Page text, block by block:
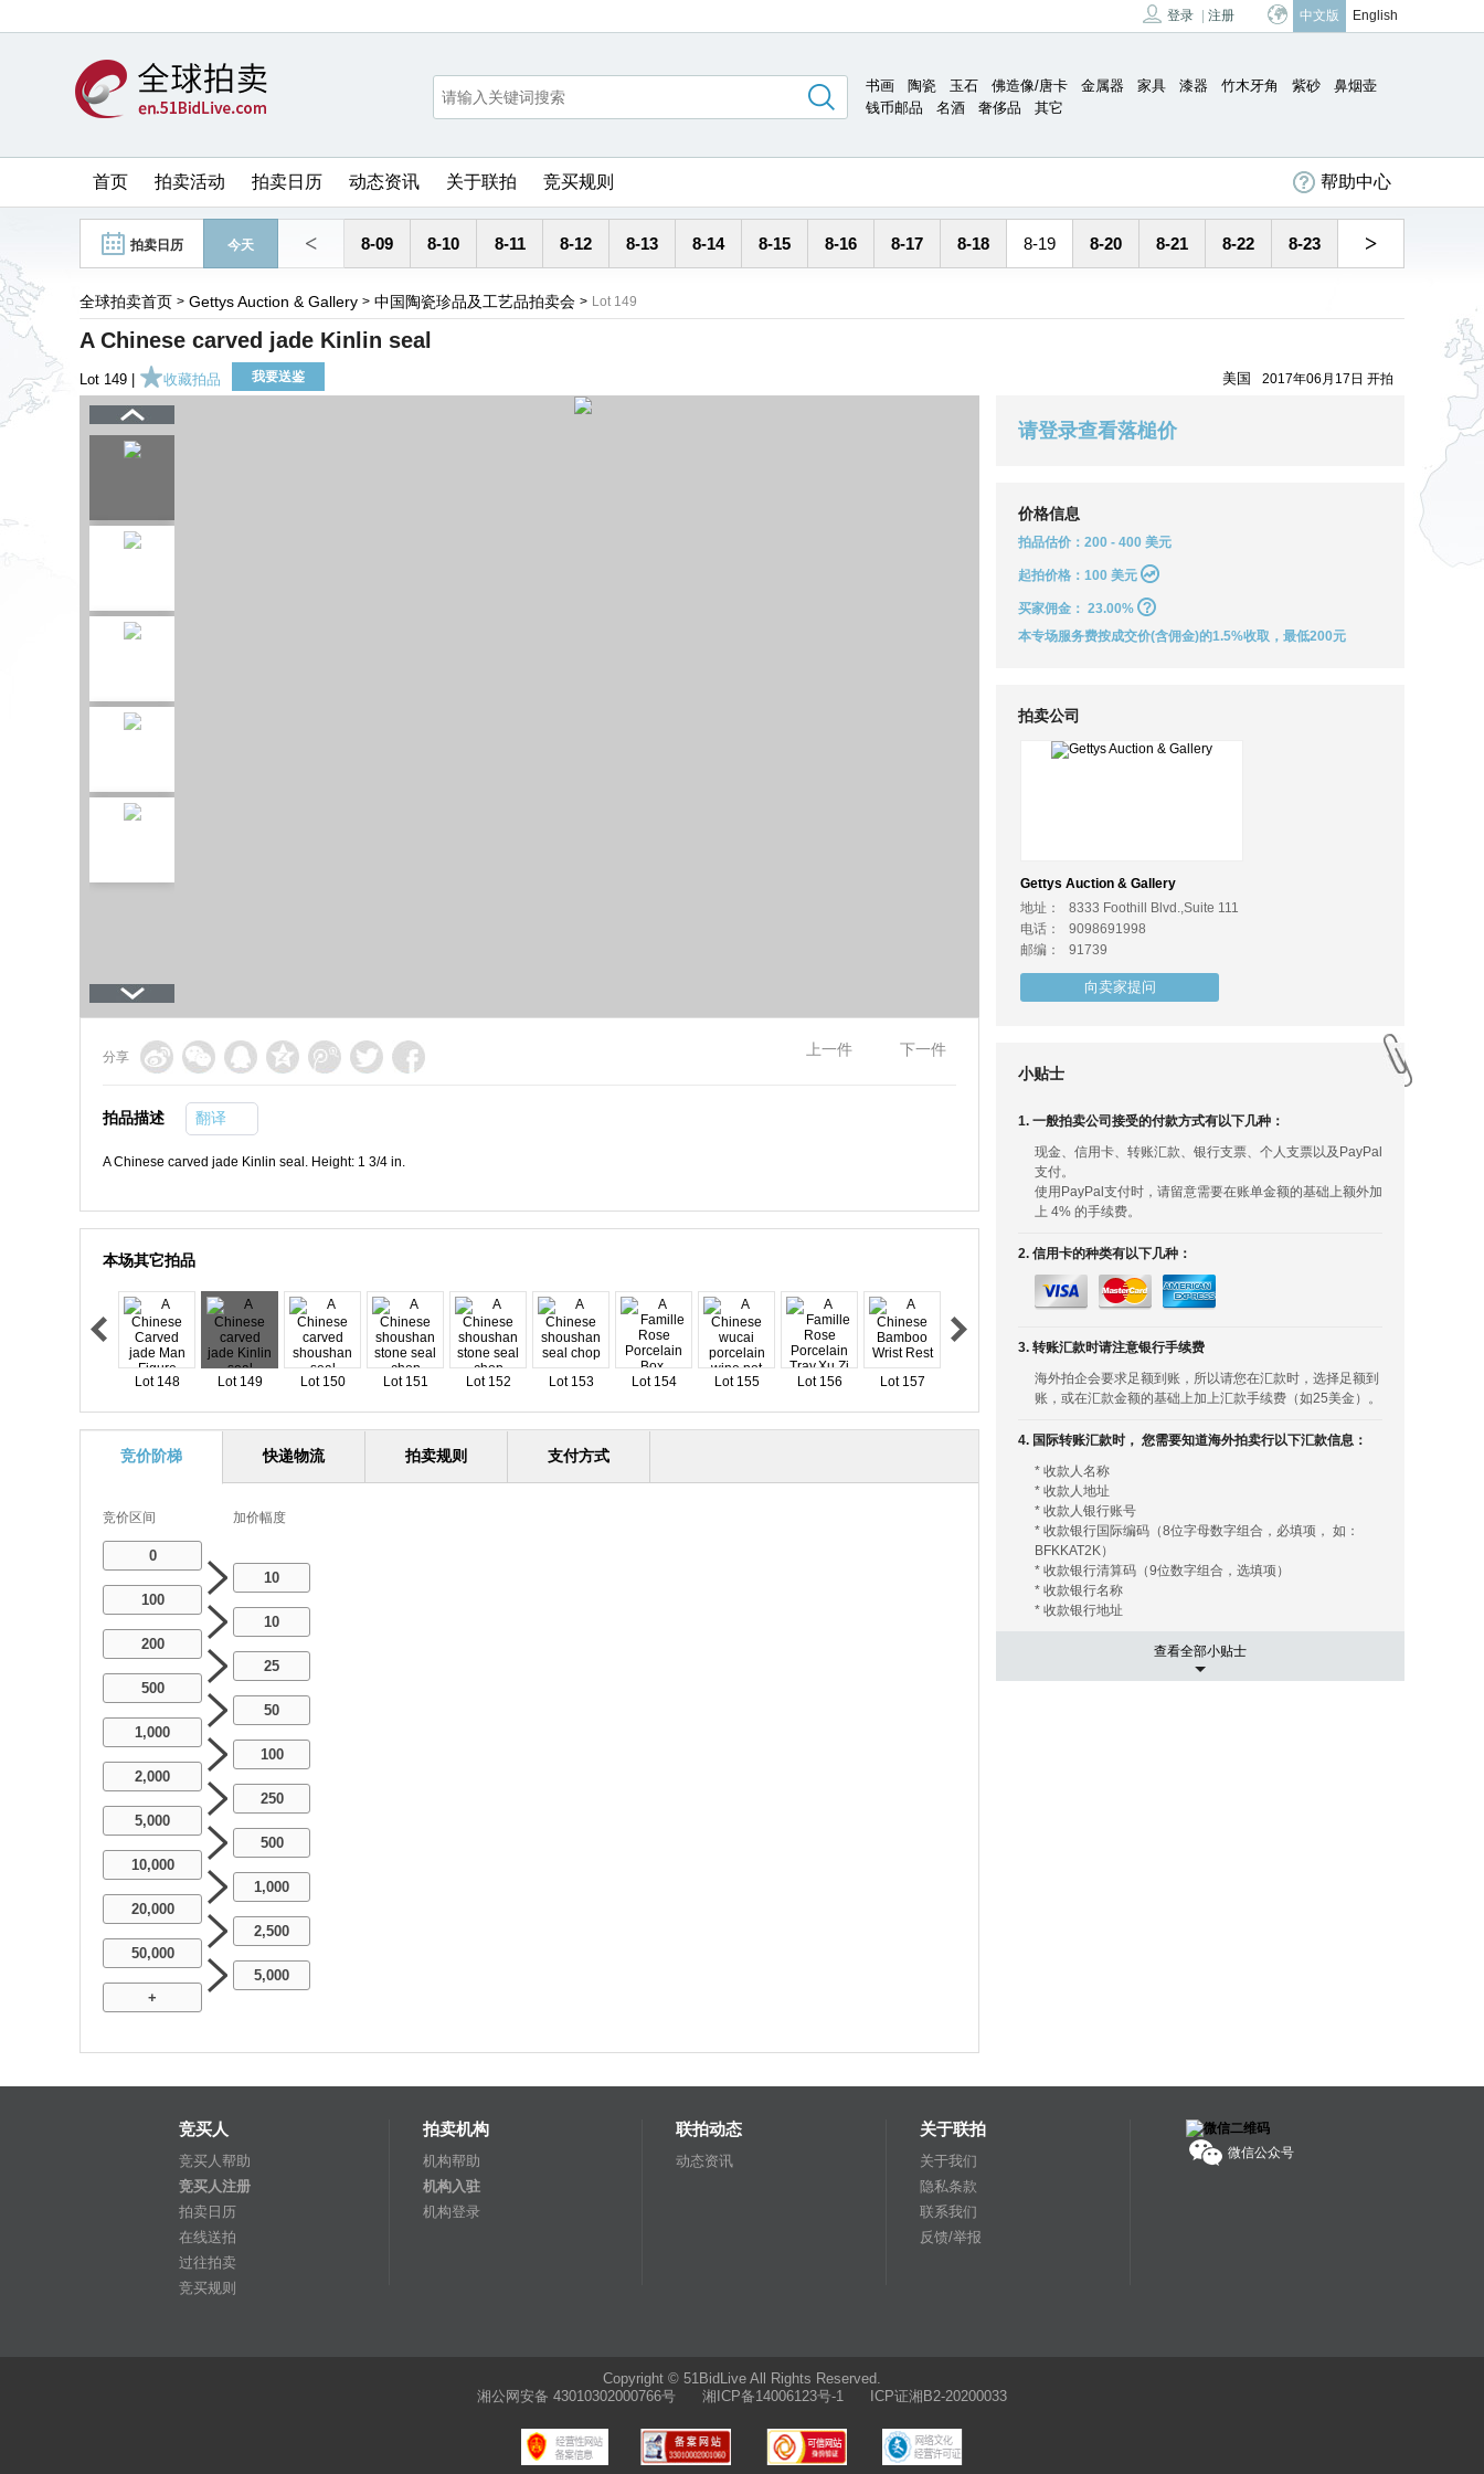
登录 注册 中文版 English
书画 陶瓷 玉石 佛造像/唐卡 金属器 家具 漆器 竹木牙角 紫砂
鼻烟壶
钱币邮品
名酒 奢侈品 其它
首页 拍卖活动 拍卖日历 动态资讯 关于联拍 竞买规则 帮助中心
拍卖日历 今天 < 8-09 8-10 8-11 8-12 8-13 8-14 8-15 8-16 8-17 8-18 8-19 8-20 8-21 8-22 8-23 >
全球拍卖首页 > Gettys Auction & Gallery > 中国陶瓷珍品及工艺品拍卖会 > Lot 149
A Chinese carved jade Kinlin seal
Lot 149 | 收藏拍品 我要送鉴 美国 2017年06月17日 开拍
分享 上一件 下一件
拍品描述 翻译
A Chinese carved jade Kinlin seal. Height: 1 3/4 in.
本场其它拍品
Lot 148 Lot 149 Lot 150 Lot 151 Lot 152 Lot 153 Lot 154 Lot 155 Lot 156 Lot 157
竞价阶梯 快递物流 拍卖规则 支付方式
竞价区间 加价幅度
0
10
100
10
200
25
500
50
1,000
100
2,000
250
5,000
500
10,000
1,000
20,000
2,500
50,000
5,000
+
请登录查看落槌价
价格信息
拍品估价：200 - 400 美元
起拍价格：100 美元
买家佣金： 23.00%
本专场服务费按成交价(含佣金)的1.5%收取，最低200元
拍卖公司
Gettys Auction & Gallery
地址：
8333 Foothill Blvd.,Suite 111
电话：
9098691998
邮编：
91739
向卖家提问
小贴士
1. 一般拍卖公司接受的付款方式有以下几种：
现金、信用卡、转账汇款、银行支票、个人支票以及PayPal
支付。
使用PayPal支付时，请留意需要在账单金额的基础上额外加
上 4% 的手续费。
2. 信用卡的种类有以下几种：
3. 转账汇款时请注意银行手续费
海外拍企会要求足额到账，所以请您在汇款时，选择足额到
账，或在汇款金额的基础上加上汇款手续费（如25美金）。
4. 国际转账汇款时， 您需要知道海外拍卖行以下汇款信息：
* 收款人名称
* 收款人地址
* 收款人银行账号
* 收款银行国际编码（8位字母数字组合，必填项， 如：
BFKKAT2K）
* 收款银行清算码（9位数字组合，选填项）
* 收款银行名称
* 收款银行地址
有的海外拍卖行会替您安排和协调运输， 您只需要支付相关
400-608-1178
查看全部小贴士
竞买人
竞买人帮助
竞买人注册
拍卖日历
在线送拍
过往拍卖
竞买规则
拍卖机构
机构帮助
机构入驻
机构登录
联拍动态
动态资讯
关于联拍
关于我们
隐私条款
联系我们
反馈/举报
微信公众号
Copyright © 51BidLive All Rights Reserved.
湘公网安备 43010302000766号 湘ICP备14006123号-1 ICP证湘B2-20200033